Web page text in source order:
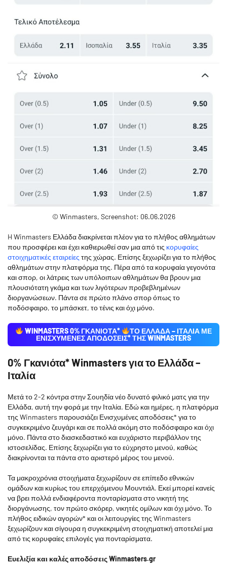
© Winmasters, Screenshot: 06.06.2026
H Winmasters Ελλάδα διακρίνεται πλέον για το πλήθος αθλημάτων
που προσφέρει και έχει καθιερωθεί σαν μια από τις κορυφαίες
στοιχηματικές εταιρείες της χώρας. Επίσης ξεχωρίζει για το πλήθος
αθλημάτων στην πλατφόρμα της. Πέρα από τα κορυφαία γεγονότα
και σπορ, οι λάτρεις των υπόλοιπων αθλημάτων θα βρουν μια
πλουσιότατη γκάμα και των λιγότερων προβεβλημένων
διοργανώσεων. Πάντα σε πρώτο πλάνο σπορ όπως το
ποδόσφαιρο, το μπάσκετ, το τένις και όχι μόνο.
WINMASTERS 0% ΓΚΑΝΙΟΤΑ*
ΤΟ ΕΛΛΑΔΑ – ΙΤΑΛΙΑ ΜΕ
ΕΝΙΣΧΥΜΈΝΕΣ ΑΠΟΔΌΣΕΙΣ* ΤΗΣ WINMASTERS
0% Γκανιότα* Winmasters για το Ελλάδα –
Ιταλία
Μετά το 2-2 κόντρα στην Σουηδία νέο δυνατό φιλικό ματς για την
Ελλάδα, αυτή την φορά με την Ιταλία. Εδώ και ημέρες, η πλατφόρμα
της Winmasters παρουσιάζει Ενισχυμένες αποδόσεις* για το
συγκεκριμένο ζευγάρι και σε πολλά ακόμη στο ποδόσφαιρο και όχι
μόνο. Πάντα στο διασκεδαστικό και ευχάριστο περιβάλλον της
ιστοσελίδας. Επίσης ξεχωρίζει για το εύχρηστο μενού, καθώς
διακρίνονται τα πάντα στο αριστερό μέρος του μενού.
Τα μακροχρόνια στοιχήματα ξεχωρίζουν σε επίπεδο εθνικών
ομάδων και κυρίως του επερχόμενου Μουντιάλ. Εκεί μπορεί κανείς
να βρει πολλά ενδιαφέροντα πονταρίσματα στο νικητή της
διοργάνωσης, τον πρώτο σκόρερ, νικητές ομίλων και όχι μόνο. Το
πλήθος ειδικών αγορών* και οι λειτουργίες της Winmasters
ξεχωρίζουν και σίγουρα η συγκεκριμένη στοιχηματική αποτελεί μια
από τις κορυφαίες επιλογές για πονταρίσματα.
Ευελιξία και καλές αποδόσεις Winmasters.gr